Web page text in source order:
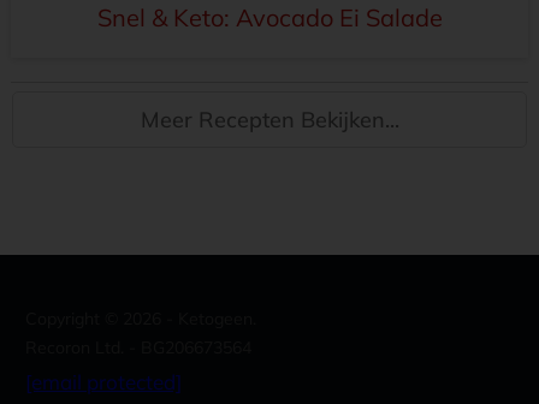
Snel & Keto: Avocado Ei Salade
Meer Recepten Bekijken...
[email protected]